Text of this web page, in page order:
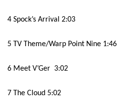
4 Spock’s Arrival 2:03
5 TV Theme/Warp Point Nine 1:46
6 Meet V’Ger 3:02
7 The Cloud 5:02